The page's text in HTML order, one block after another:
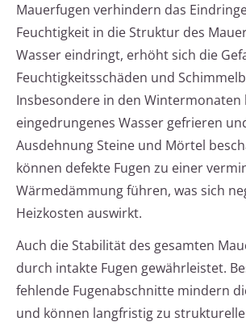
Mauerfugen verhindern das
Feuchtigkeit in die Struktur des
Wasser eindringt, erhöht sich die
Feuchtigkeitsschäden und
Insbesondere in den Wintermonaten
eingedrungenes Wasser gefrieren
Ausdehnung Steine und Mörtel
können defekte Fugen zu einer
Wärmedämmung führen, was sich
Heizkosten auswirkt.
Auch die Stabilität des gesamten
durch intakte Fugen gewährleistet.
fehlende Fugenabschnitte mindern
und können langfristig zu